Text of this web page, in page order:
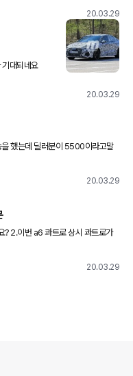
20.03.29
아우디의 차세대 RS 3 테스트카가 포착되었습니다 기대되네요
20.03.29
20.03.29
2.이번 a6 콰트로 상시 콰트로가
된다고 하는데 정확한 시스템좀
20.03.29